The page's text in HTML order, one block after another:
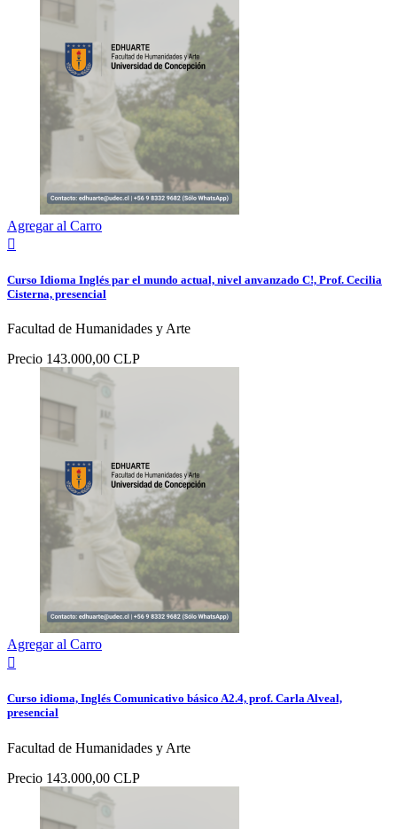
Agregar al Carro

Curso Idioma Inglés par el mundo actual, nivel anvanzado C!, Prof. Cecilia
Cisterna, presencial
Facultad de Humanidades y Arte
Precio 143.000,00 CLP
Agregar al Carro

Curso idioma, Inglés Comunicativo básico A2.4, prof. Carla Alveal,
presencial
Facultad de Humanidades y Arte
Precio 143.000,00 CLP